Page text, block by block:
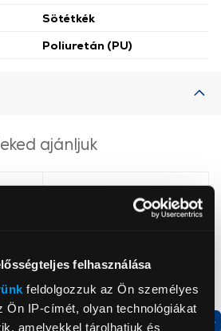
felhasználása
feldolgozzuk az Ön személyes
Ön IP-címét, olyan technológiákat
amelyekkel tárolhatjuk és
Sötétkék
Poliuretán (PU)
ajánljuk